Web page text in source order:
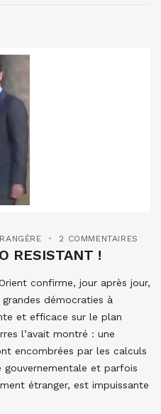
2 COMMENTAIRES
RESISTANT !
confirme, jour après jour,
démocraties à
et efficace sur le plan
l’avait montré : une
encombrées par les calculs
gouvernementale et parfois
étranger, est impuissante